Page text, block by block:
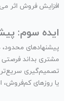
افزایش فروش اثر
ایده سوم:
پیشنهادهای
مشتری بداند فرصتی
تصمیم‌گیری
یا روزهای کم‌فروش،